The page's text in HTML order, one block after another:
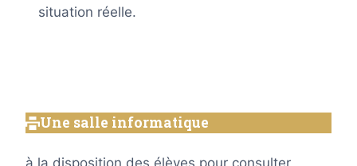
situation réelle.
Une salle informatique